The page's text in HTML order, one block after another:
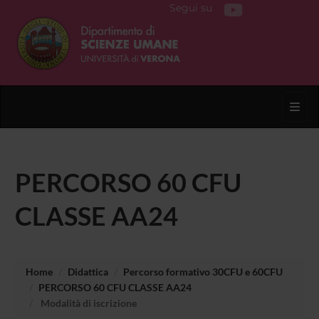
Segui su
PERCORSO 60 CFU
CLASSE AA24
Home Didattica
Percorso formativo 30CFU e 60CFU
PERCORSO 60 CFU CLASSE AA24
Modalità di iscrizione